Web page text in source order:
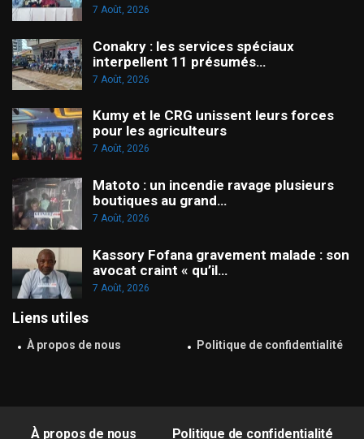
7 Août, 2026
Conakry : les services spéciaux
interpellent 11 présumés…
7 Août, 2026
Kumy et le CRG unissent leurs forces
pour les agriculteurs
7 Août, 2026
Matoto : un incendie ravage plusieurs
boutiques au grand…
7 Août, 2026
Kassory Fofana gravement malade : son
avocat craint « qu’il…
7 Août, 2026
Liens utiles
À propos de nous Politique de confidentialité
À propos de nous Politique de confidentialité